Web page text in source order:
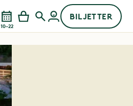
10–22
BILJETTER